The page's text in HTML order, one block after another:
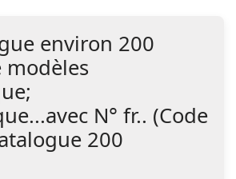
environ 200
modèles
N° fr.. (Code
200